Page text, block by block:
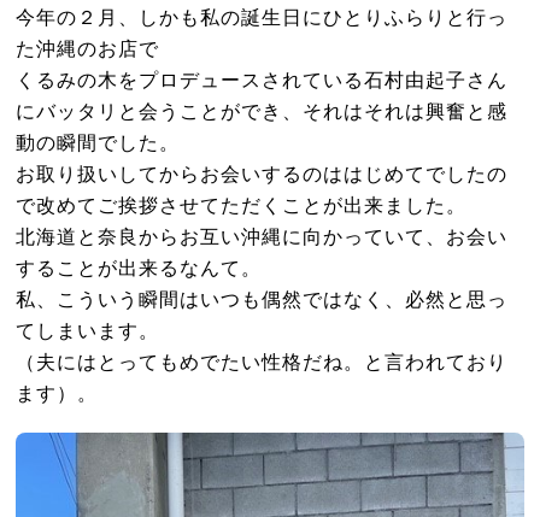
今年の２月、しかも私の誕生日にひとりふらりと行っ
た沖縄のお店で
くるみの木をプロデュースされている石村由起子さん
にバッタリと会うことができ、それはそれは興奮と感
動の瞬間でした。
お取り扱いしてからお会いするのははじめてでしたの
で改めてご挨拶させてただくことが出来ました。
北海道と奈良からお互い沖縄に向かっていて、お会い
することが出来るなんて。
私、こういう瞬間はいつも偶然ではなく、必然と思っ
てしまいます。
（夫にはとってもめでたい性格だね。と言われており
ます）。